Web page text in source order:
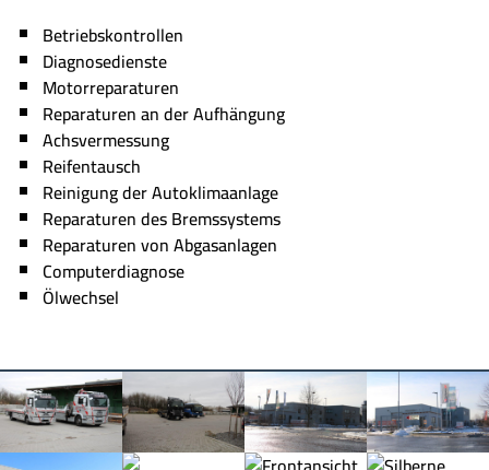
Betriebskontrollen
Diagnosedienste
Motorreparaturen
Reparaturen an der Aufhängung
Achsvermessung
Reifentausch
Reinigung der Autoklimaanlage
Reparaturen des Bremssystems
Reparaturen von Abgasanlagen
Computerdiagnose
Ölwechsel